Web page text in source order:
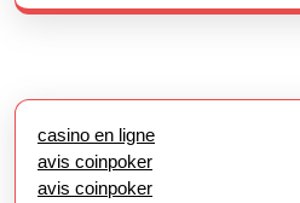
casino en ligne
avis coinpoker
avis coinpoker